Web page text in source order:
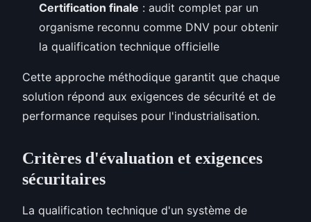
Certification finale : audit complet par un
organisme reconnu comme DNV pour obtenir
la qualification technique officielle
Cette approche méthodique garantit que chaque
solution répond aux exigences de sécurité et de
performance requises pour l'industrialisation.
Critères d'évaluation et exigences
sécuritaires
La qualification technique d'un système de